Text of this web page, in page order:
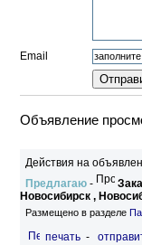
Email
Объявление
Действия на
Предлагаю -
Новосибирск ,
Размещено в разделе
печать -